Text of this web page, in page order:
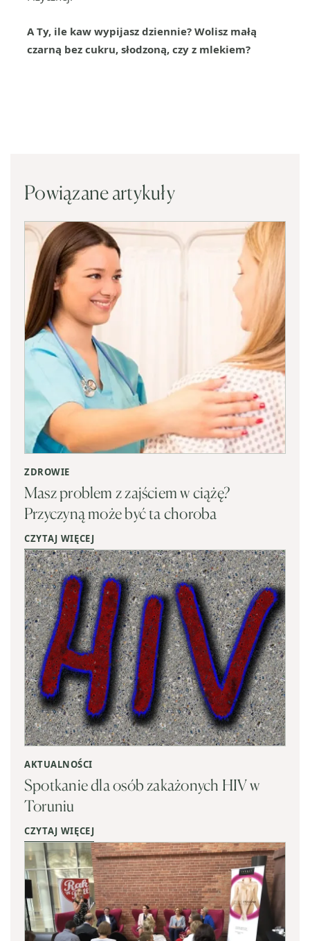
A Ty, ile kaw wypijasz dziennie? Wolisz małą
czarną bez cukru, słodzoną, czy z mlekiem?
Powiązane artykuły
ZDROWIE
Masz problem z zajściem w ciążę?
Przyczyną może być ta choroba
CZYTAJ WIĘCEJ
AKTUALNOŚCI
Spotkanie dla osób zakażonych HIV w
Toruniu
CZYTAJ WIĘCEJ